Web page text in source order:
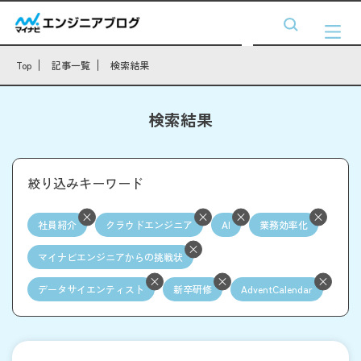
Top 記事一覧 検索結果
検索結果
絞り込みキーワード
社員紹介 クラウドエンジニア AI 業務効率化
マイナビエンジニアからの挑戦状
データサイエンティスト 新卒研修 AdventCalendar